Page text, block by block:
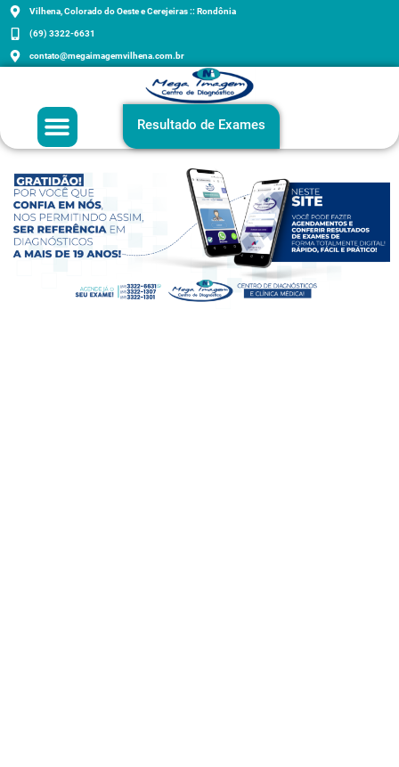
Vilhena, Colorado do Oeste e Cerejeiras :: Rondônia
(69) 3322-6631
contato@megaimagemvilhena.com.br
Resultado de Exames